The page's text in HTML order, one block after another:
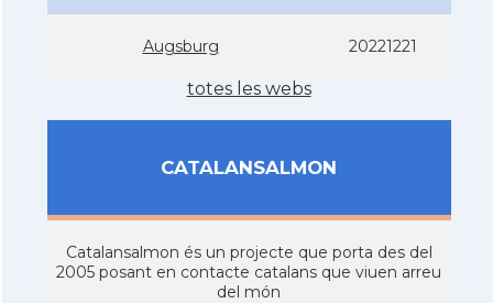
Augsburg 20221221
totes les webs
CATALANSALMON
Catalansalmon és un projecte que porta des del
2005 posant en contacte catalans que viuen arreu
del món